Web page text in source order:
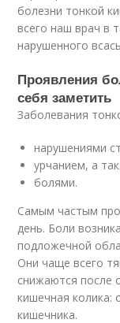
болезни тонкой
всего наш врач в
нарушенного
Проявления
себя заметить
Заболевания
нарушениями
урчанием, а
болями.
Самым частым
день. Боли
подложечной
Они чаще всего
снижаются после
кишечная колика:
кишечника.